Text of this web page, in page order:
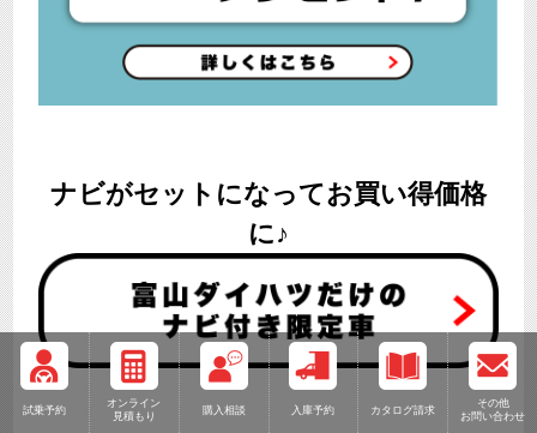
試乗予約
オンライン
見積もり
購入相談 入庫予約 カタログ請求
その他
お問い合わせ
ナビがセットになってお買い得価格
に♪